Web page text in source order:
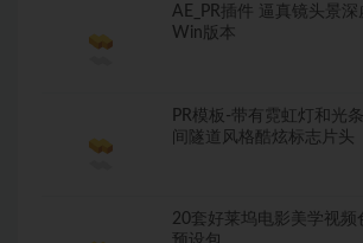
AE_PR插件 逼真镜头景
Win版本
PR模板-带有霓虹灯和光
间隧道风格酷炫标志片头
20套好莱坞电影美学视频